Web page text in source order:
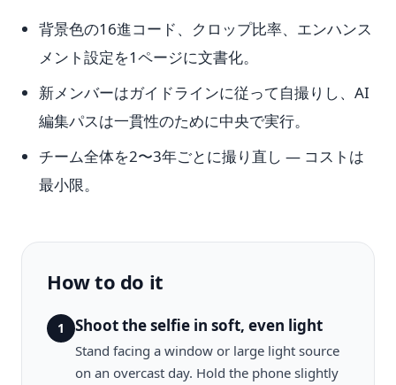
背景色の16進コード、クロップ比率、エンハンス
メント設定を1ページに文書化。
新メンバーはガイドラインに従って自撮りし、AI
編集パスは一貫性のために中央で実行。
チーム全体を2〜3年ごとに撮り直し — コストは
最小限。
How to do it
1 Shoot the selfie in soft, even light
Stand facing a window or large light source
on an overcast day. Hold the phone slightly